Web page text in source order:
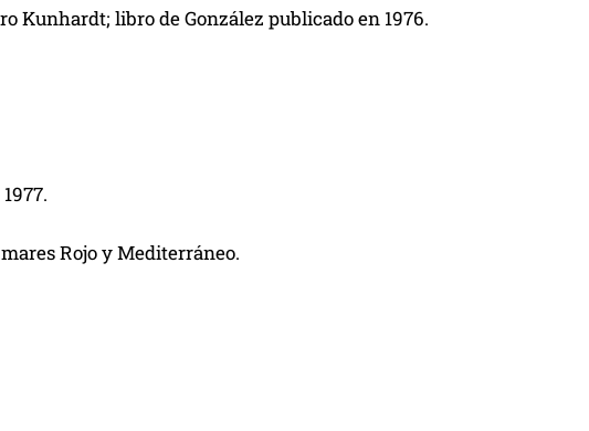
Kunhardt; libro de González publicado en 1976.
Rojo y Mediterráneo.